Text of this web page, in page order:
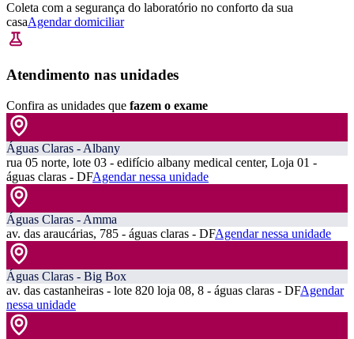
Coleta com a segurança do laboratório no conforto da sua
casaAgendar domiciliar
Atendimento nas unidades
Confira as unidades que fazem o exame
Águas Claras - Albany
rua 05 norte, lote 03 - edifício albany medical center, Loja 01 -
águas claras - DFAgendar nessa unidade
Águas Claras - Amma
av. das araucárias, 785 - águas claras - DFAgendar nessa unidade
Águas Claras - Big Box
av. das castanheiras - lote 820 loja 08, 8 - águas claras - DFAgendar
nessa unidade